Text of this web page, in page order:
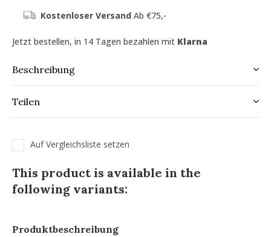
Kostenloser Versand Ab €75,-
Jetzt bestellen, in 14 Tagen bezahlen mit Klarna
Beschreibung
Teilen
Auf Vergleichsliste setzen
This product is available in the
following variants:
Produktbeschreibung